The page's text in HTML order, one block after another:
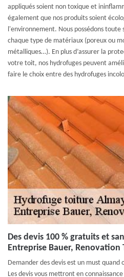
appliqués soient non toxique et
également que nos produits soient
l'environnement. Nous possédons
chaque type de matériaux (poreux ou
métalliques…). En plus d’assurer la
votre toit, nos hydrofuges peuvent
faire le choix entre des hydrofuges
Des devis 100 % gratuits et
Entreprise Bauer, Renovation
Demander des devis est un must quand
Les devis vous mettront en